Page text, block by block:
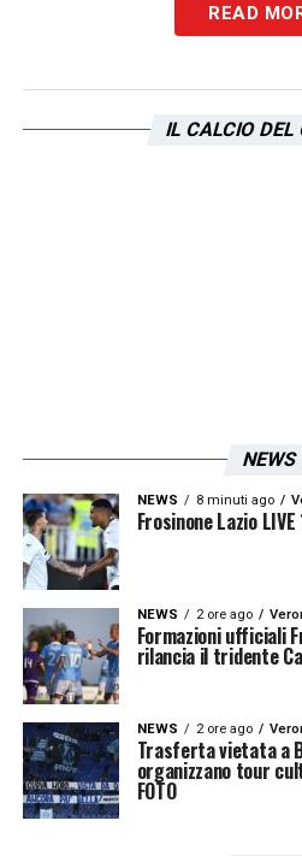
A San Siro, sarà
READ
IL CALCIO DEL
NEWS
NEWS 8 minuti ago
Frosinone Lazio
NEWS 2 ore ago
Formazioni ufficiali
rilancia il tridente
NEWS 2 ore ago
Trasferta vietata a
organizzano tour
FOTO